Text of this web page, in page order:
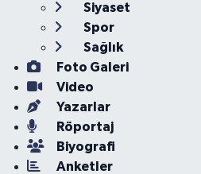
Siyaset
Spor
Sağlık
Foto Galeri
Video
Yazarlar
Röportaj
Biyografi
Anketler